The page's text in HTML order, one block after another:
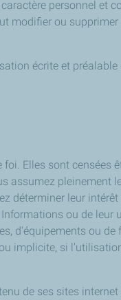
personnel et
modifier ou
écrite et
Elles sont censées
assumez pleinement
déterminer leur
ou de
d'équipements ou
implicite, si
de ses sites